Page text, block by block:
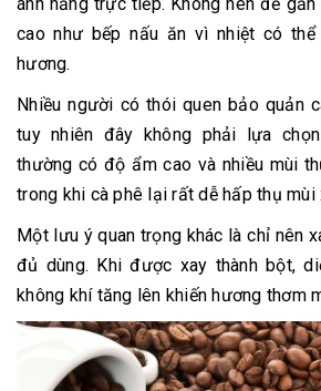
cao như bếp nấu ăn vì nhiệt có thể
hương.
Nhiều người có thói quen bảo quản
tuy nhiên đây không phải lựa
thường có độ ẩm cao và nhiều mùi
trong khi cà phê lại rất dễ hấp thụ mùi
Một lưu ý quan trọng khác là chỉ nên
đủ dùng. Khi được xay thành bột,
không khí tăng lên khiến hương thơm